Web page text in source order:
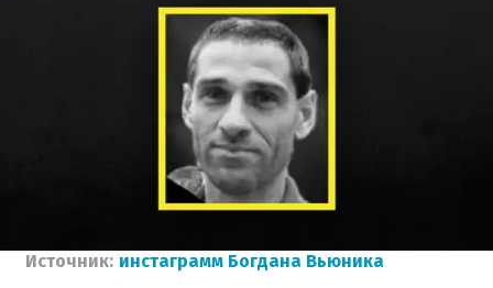
Источник: инстаграмм Богдана Вьюника